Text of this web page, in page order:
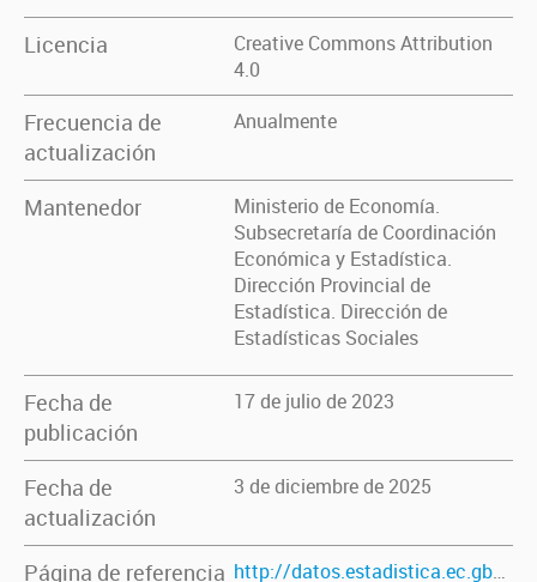
Licencia
Creative Commons Attribution
4.0
Frecuencia de
actualización
Anualmente
Mantenedor
Ministerio de Economía.
Subsecretaría de Coordinación
Económica y Estadística.
Dirección Provincial de
Estadística. Dirección de
Estadísticas Sociales
Fecha de
publicación
17 de julio de 2023
Fecha de
actualización
3 de diciembre de 2025
Página de referencia http://datos.estadistica.ec.gba.gov.ar/dataset/victimas-de-hechos-delictuosos-contra-las-personas-por-municipio